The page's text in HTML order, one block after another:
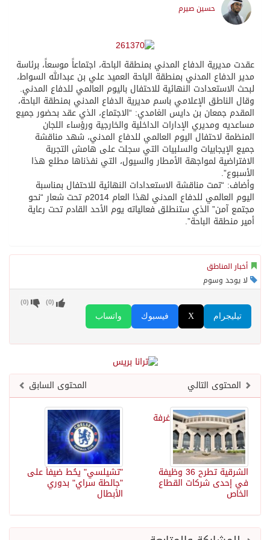
حسين صيرم
عقدت مديرية الدفاع المدني بمنطقة الباحة، اجتماعاً موسعاً، برئاسة
مدير الدفاع المدني بمنطقة الباحة العميد علي بن عبدالله السواط،
لبحث الاستعدادت النهائية للاحتفال باليوم العالمي للدفاع المدني.
وقال الناطق الإعلامي باسم مديرية الدفاع المدني بمنطقة الباحة،
المقدم جمعان بن دايس الغامدي: “الاجتماع، الذي عقد بحضور جميع
مساعديه ومديري الإدارات الداخلية والخارجية ورؤساء اللجان
المنظمة لاحتفال اليوم العالمي للدفاع المدني، شهد مناقشة
جميع الإيجابيات والسلبيات التي سجلت على هامش التجربة
الافتراضية لمواجهة الأمطار والسيول، التي نفذناها مطلع هذا
الأسبوع”.
وأضاف: “تمت مناقشة الاستعدادات النهائية للاحتفال بمناسبة
اليوم العالمي للدفاع المدني لهذا العام 2014م تحت شعار “نحو
مجتمع آمن” الذي ستنطلق فعالياته يوم الأحد القادم تحت رعاية
أمير منطقة الباحة”.
أخبار المناطق
لا يوجد وسوم
واتساب فيسبوك X تيليجرام
(
0
) (
0
)
المحتوى السابق المحتوى التالي
"تشيلسي" يحُط ضيفاً على
"جالطة سراي" بدوري
الأبطال
غرفة
الشرقية تطرح 36 وظيفة
في إحدى شركات القطاع
الخاص